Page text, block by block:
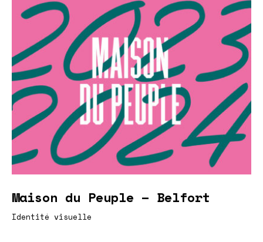
Maison du Peuple – Belfort
Identité visuelle